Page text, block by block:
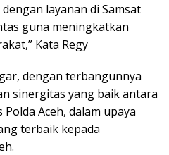
layanan di Samsat
guna meningkatkan
Kata Regy
dengan terbangunnya
sinergitas yang baik antara
Aceh, dalam upaya
terbaik kepada